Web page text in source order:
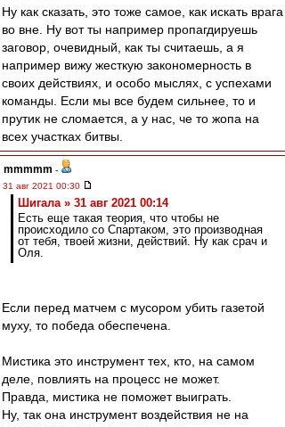
Ну как сказать, это тоже самое, как искать врага
во вне. Ну вот ты например пропагдируешь
заговор, очевидный, как ты считаешь, а я
например вижу жесткую закономерность в
своих действиях, и особо мыслях, с успехами
команды. Если мы все будем сильнее, то и
прутик не сломается, а у нас, че то жопа на
всех участках битвы.
mmmmm -
31 авг 2021 00:30
Шигала » 31 авг 2021 00:14
Есть еще такая теория, что чтобы не
происходило со Спартаком, это производная
от тебя, твоей жизни, действий. Ну как срач и
Оля.
Если перед матчем с мусором убить газетой
муху, то победа обеспечена.
Мистика это инструмент тех, кто, на самом
деле, повлиять на процесс не может.
Правда, мистика не поможет выиграть.
Ну, так она инструмент воздействия не на